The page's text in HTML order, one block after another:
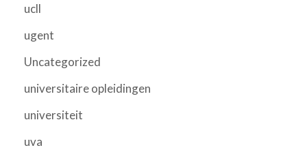
ucll
ugent
Uncategorized
universitaire opleidingen
universiteit
uva